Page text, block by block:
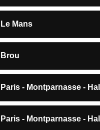
Le Mans
Brou
Paris - Montparnasse -
Paris - Montparnasse -